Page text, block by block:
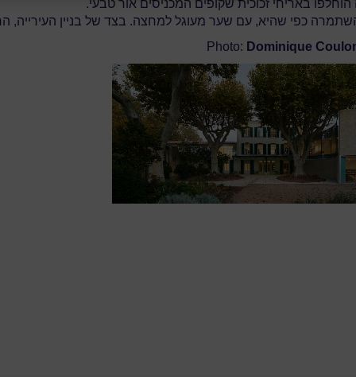
באריחי זכוכית שקופים המכניסים אור טבעי.
כפי שהיא, עם שער מעוגל למחצה. בצד של בניין העירייה,
Photo: Dominique